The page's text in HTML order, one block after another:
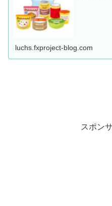
luchs.fxproject-blog.com
スポン